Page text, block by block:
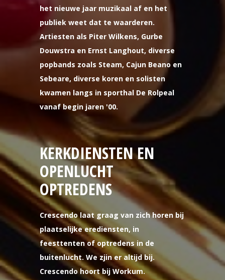
het nieuwe jaar muzikaal af en het
publiek weet dat te waarderen.
Artiesten als Piter Wilkens, Gurbe
Douwstra en Ernst Langhout, diverse
popbands zoals Steam, Cajun Beano en
Sebeare, diverse koren en solisten
kwamen langs in sporthal De Rolpeal
vanaf begin jaren '00.
KERKDIENSTEN EN
OPENLUCHT
OPTREDENS
Crescendo laat graag van zich horen bij
plaatselijke erediensten, in
feesttenten of optredens in de
buitenlucht. We zjin er altijd bij.
Crescendo hoort bij Workum.